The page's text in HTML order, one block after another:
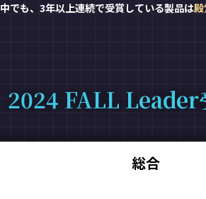
中でも、3年以上連続で受賞している製品は殿
2024 FALL Leader
総合